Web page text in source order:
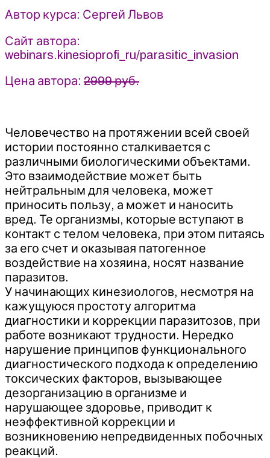
(2024)
Kinesioprofi
Автор курса: Сергей Львов
Сайт автора:
webinars.kinesioprofi_ru/parasitic_invasion
Цена автора: 2999 руб.
Человечество на протяжении всей своей
истории постоянно сталкивается с
различными биологическими объектами.
Это взаимодействие может быть
нейтральным для человека, может
приносить пользу, а может и наносить
вред. Те организмы, которые вступают в
контакт с телом человека, при этом питаясь
за его счет и оказывая патогенное
воздействие на хозяина, носят название
паразитов.
У начинающих кинезиологов, несмотря на
кажущуюся простоту алгоритма
диагностики и коррекции паразитозов, при
работе возникают трудности. Нередко
нарушение принципов функционального
диагностического подхода к определению
токсических факторов, вызывающее
дезорганизацию в организме и
нарушающее здоровье, приводит к
неэффективной коррекции и
возникновению непредвиденных побочных
реакций.